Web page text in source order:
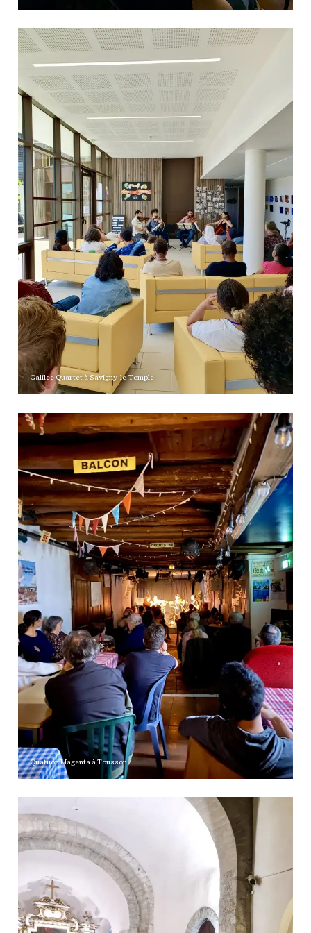
Galilee Quartet àSavigny-le-Temple
Quatuor Magenta à Tousson
professionnelle et
masterclasses
Projets européens
Actions culturelles
Concerts et événements
Pratiques amateurs
Agenda
Actualités
Soutenir ProQuartet
Vidéos des masterclasses
CONTACT
NEWSLETTER
PETITES ANNONCES